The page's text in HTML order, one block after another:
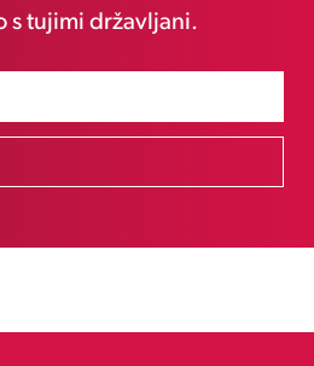
s tujimi državljani.